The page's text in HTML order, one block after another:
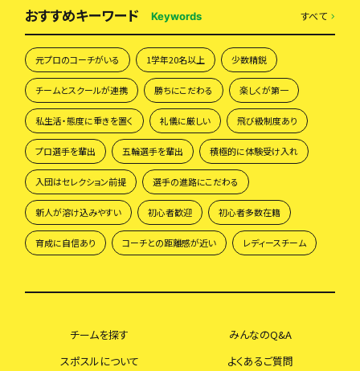
おすすめキーワード Keywords すべて
元プロのコーチがいる 1学年20名以上 少数精鋭
チームとスクールが連携 勝ちにこだわる 楽しくが第一
私生活・態度に重きを置く 礼儀に厳しい 飛び級制度あり
プロ選手を輩出 五輪選手を輩出 積極的に体験受け入れ
入団はセレクション前提 選手の進路にこだわる
新人が溶け込みやすい 初心者歓迎 初心者多数在籍
育成に自信あり コーチとの距離感が近い レディースチーム
チームを探す
みんなのQ&A
スポスルについて
よくあるご質問